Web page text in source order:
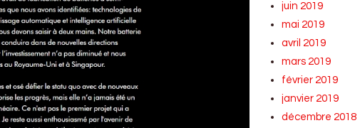
juin 2019
mai 2019
avril 2019
mars 2019
février 2019
janvier 2019
décembre 2018